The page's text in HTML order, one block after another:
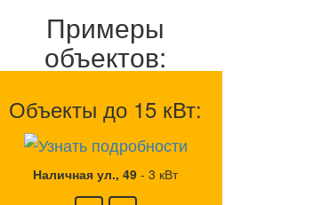
Примеры
объектов:
Объекты до 15 кВт:
Наличная ул., 49 -3 кВт